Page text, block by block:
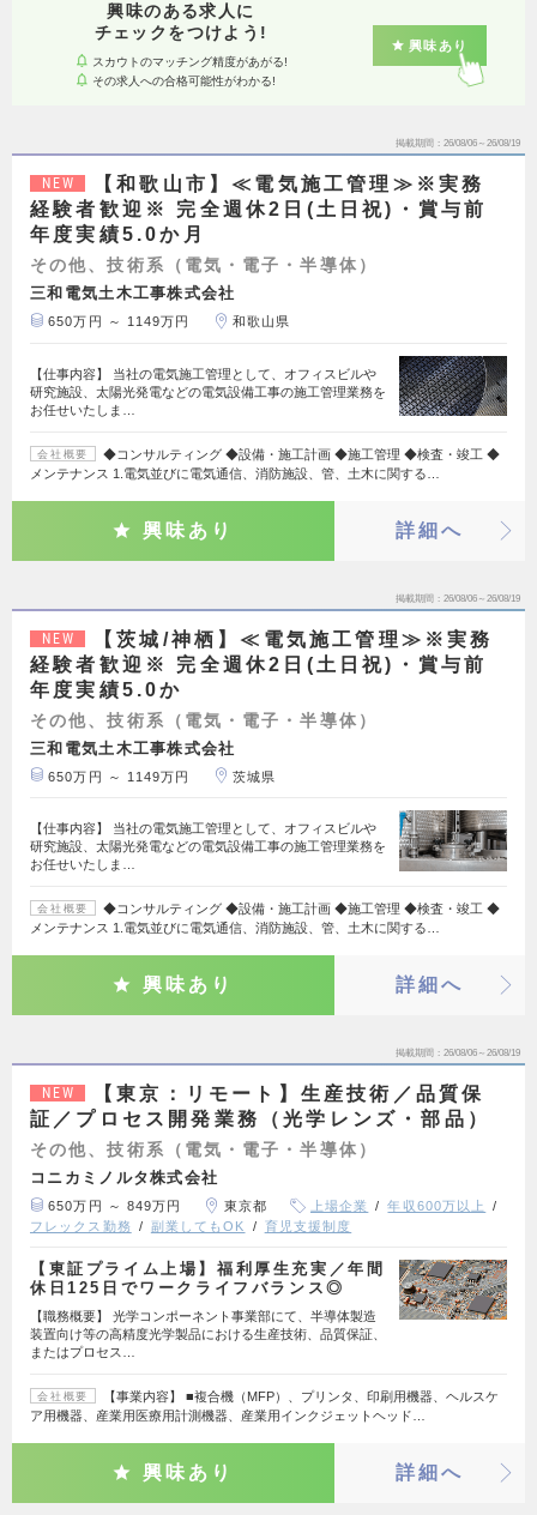
興味のある求人に
チェックをつけよう!
スカウトのマッチング精度があがる!
その求人への合格可能性がわかる!
興味あり
掲載期間 26/08/06～26/08/19
NEW
【和歌山市】≪電気施工管理≫※実務
経験者歓迎※ 完全週休2日(土日祝)・賞与前
年度実績5.0か月
その他、技術系（電気・電子・半導体）
三和電気土木工事株式会社
650万円 ～ 1149万円 和歌山県
【仕事内容】 当社の電気施工管理として、オフィスビルや
研究施設、太陽光発電などの電気設備工事の施工管理業務を
お任せいたしま…
会社概要
◆コンサルティング ◆設備・施工計画 ◆施工管理 ◆検査・竣工 ◆
メンテナンス 1.電気並びに電気通信、消防施設、管、土木に関する…
興味あり 詳細へ
掲載期間 26/08/06～26/08/19
NEW
【茨城/神栖】≪電気施工管理≫※実務
経験者歓迎※ 完全週休2日(土日祝)・賞与前
年度実績5.0か
その他、技術系（電気・電子・半導体）
三和電気土木工事株式会社
650万円 ～ 1149万円 茨城県
【仕事内容】 当社の電気施工管理として、オフィスビルや
研究施設、太陽光発電などの電気設備工事の施工管理業務を
お任せいたしま…
会社概要
◆コンサルティング ◆設備・施工計画 ◆施工管理 ◆検査・竣工 ◆
メンテナンス 1.電気並びに電気通信、消防施設、管、土木に関する…
興味あり 詳細へ
掲載期間 26/08/06～26/08/19
NEW
【東京：リモート】生産技術／品質保
証／プロセス開発業務（光学レンズ・部品）
その他、技術系（電気・電子・半導体）
コニカミノルタ株式会社
650万円 ～ 849万円 東京都 上場企業
年収600万以上
フレックス勤務
副業してもOK 育児支援制度
【東証プライム上場】福利厚生充実／年間
休日125日でワークライフバランス◎
【職務概要】 光学コンポーネント事業部にて、半導体製造
装置向け等の高精度光学製品における生産技術、品質保証、
またはプロセス…
会社概要
【事業内容】 ■複合機（MFP）、プリンタ、印刷用機器、ヘルスケ
ア用機器、産業用医療用計測機器、産業用インクジェットヘッド…
興味あり 詳細へ